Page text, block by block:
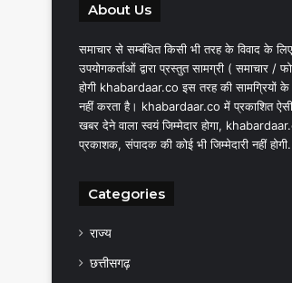
About Us
समाचार से सम्बंधित किसी भी तरह के विवाद के
उपयोगकर्ताओं द्वारा प्रस्तुत सामग्री ( समाचार /
होगी khabardaar.co इस तरह की सामग्रियों के
नहीं करता है। khabardaar.co में प्रकाशित
खबर देने वाला स्वयं जिम्मेदार होगा,
प्रकाशक, संपादक की कोई भी जिम्मेदारी नहीं होगी.
Categories
राज्य
छत्तीसगढ़